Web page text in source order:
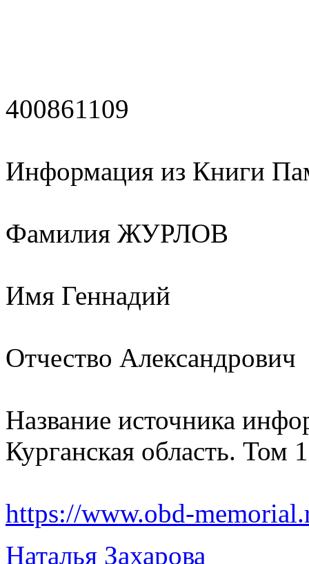
400861109
Информация из Книги
Фамилия ЖУРЛОВ
Имя Геннадий
Отчество Александрович
Название источника
Курганская область. Том
https://www.obd-
Наталья Захарова